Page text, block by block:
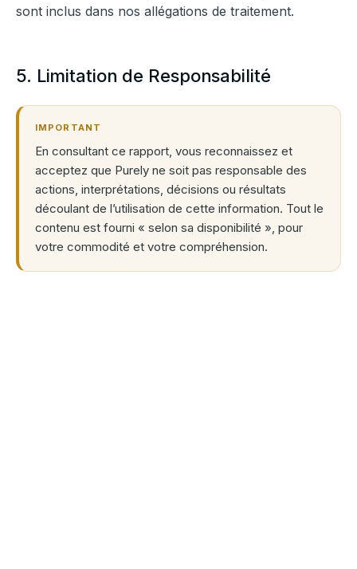
sont inclus dans nos allégations de traitement.
5. Limitation de Responsabilité
IMPORTANT
En consultant ce rapport, vous reconnaissez et
acceptez que Purely ne soit pas responsable des
actions, interprétations, décisions ou résultats
découlant de l’utilisation de cette information. Tout le
contenu est fourni « selon sa disponibilité », pour
votre commodité et votre compréhension.